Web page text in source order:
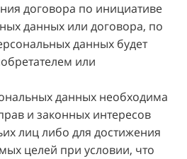
договора по инициативе
данных или договора, по
данных будет
или
данных необходима
и законных интересов
лиц либо для достижения
целей при условии, что